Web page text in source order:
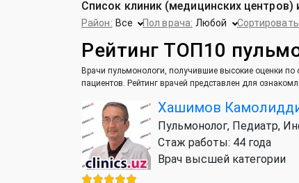
Список клиник (медицинских центров)
Район: Все Пол врача: Любой
Рейтинг ТОП10
Врачи пульмонологи, получившие высокие оценки
пациентов. Рейтинг врачей представлен для
Хашимов
Пульмонолог, Педиатр,
Стаж работы: 44 года
Врач высшей категории